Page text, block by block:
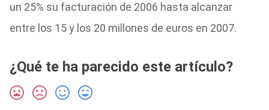
un 25% su facturación de 2006 hasta alcanzar
entre los 15 y los 20 millones de euros en 2007.
¿Qué te ha parecido este artículo?